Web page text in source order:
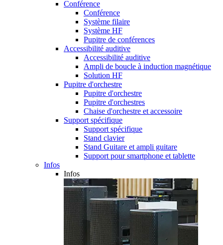
Conférence
Conférence
Système filaire
Système HF
Pupitre de conférences
Accessibilité auditive
Accessibilité auditive
Ampli de boucle à induction magnétique
Solution HF
Pupitre d'orchestre
Pupitre d'orchestre
Pupitre d'orchestres
Chaise d'orchestre et accessoire
Support spécifique
Support spécifique
Stand clavier
Stand Guitare et ampli guitare
Support pour smartphone et tablette
Infos
Infos